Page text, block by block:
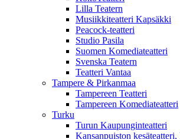
Lilla Teatern
Musiikkiteatteri Kapsäkki
Peacock-teatteri
Studio Pasila
Suomen Komediateatteri
Svenska Teatern
Teatteri Vantaa
Tampere & Pirkanmaa
Tampereen Teatteri
Tampereen Komediateatteri
Turku
Turun Kaupunginteatteri
Kansanpuiston kesäteatteri,